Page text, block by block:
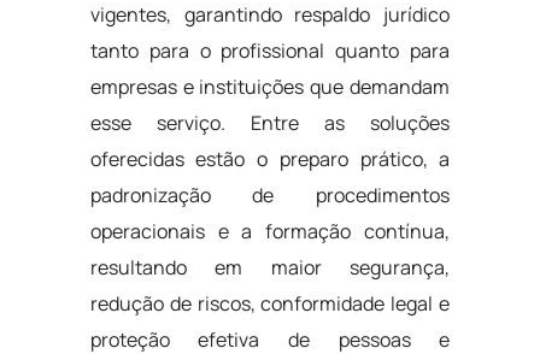
vigentes, garantindo respaldo jurídico
tanto para o profissional quanto para
empresas e instituições que demandam
esse serviço. Entre as soluções
oferecidas estão o preparo prático, a
padronização de procedimentos
operacionais e a formação contínua,
resultando em maior segurança,
redução de riscos, conformidade legal e
proteção efetiva de pessoas e